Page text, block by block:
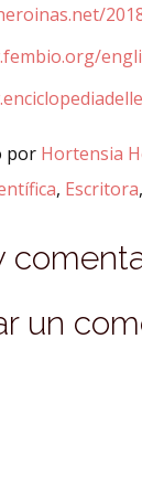
por Hortensia
, Escritora
un